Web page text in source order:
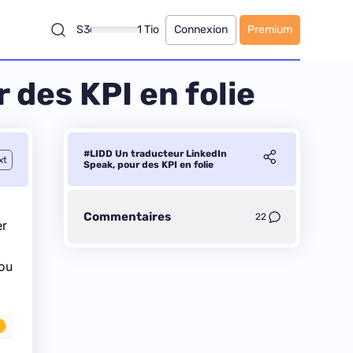
S3 1 Tio Connexion Premium
KPI en folie
#LIDD Un traducteur LinkedIn
Speak, pour des KPI en folie
Commentaires 22